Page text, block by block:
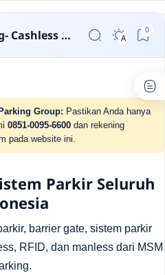
Palang Parkir Bandung- Cashless untuk Perumahan & Gedung | MSM Parking
Group: Pastikan Anda hanya
0851-0095-6600 dan rekening
pada website ini.
Parkir Seluruh
barrier gate, sistem parkir
RFID, dan manless dari MSM